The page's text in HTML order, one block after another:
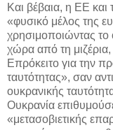
Και βέβαια, η ΕΕ
«φυσικό μέλος της
χρησιμοποιώντας
χώρα από τη
Επρόκειτο για την
ταυτότητας», σαν
ουκρανικής
Ουκρανία
«μετασοβιετικής